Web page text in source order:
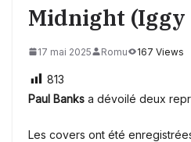
Midnight (Iggy
17 mai 2025 Romu 167 Views
813
Paul Banks a dévoilé deux
Les covers ont été